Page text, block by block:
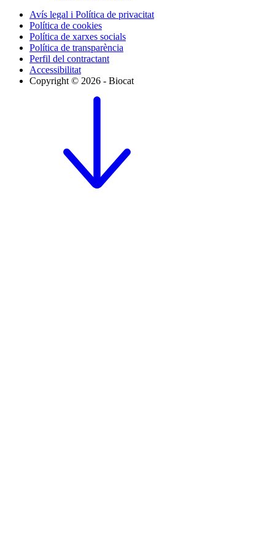
Avís legal i Política de privacitat
Política de cookies
Política de xarxes socials
Política de transparència
Perfil del contractant
Accessibilitat
Copyright © 2026 - Biocat